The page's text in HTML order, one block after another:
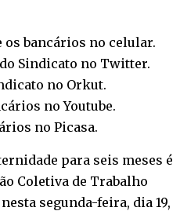
os bancários no celular.
Sindicato no Twitter.
no Orkut.
noYoutube.
no Picasa.
para seis meses é
Coletiva de Trabalho
segunda-feira, dia 19,